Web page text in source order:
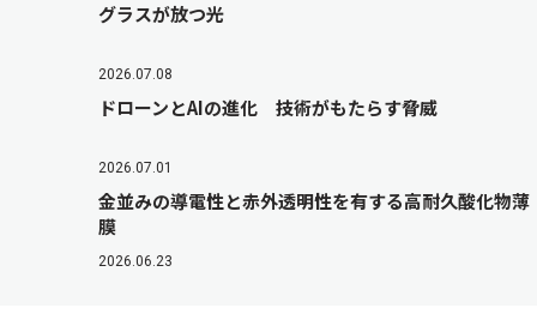
グラスが放つ光
2026.07.08
ドローンとAIの進化 技術がもたらす脅威
2026.07.01
金並みの導電性と赤外透明性を有する高耐久酸化物薄
膜
2026.06.23